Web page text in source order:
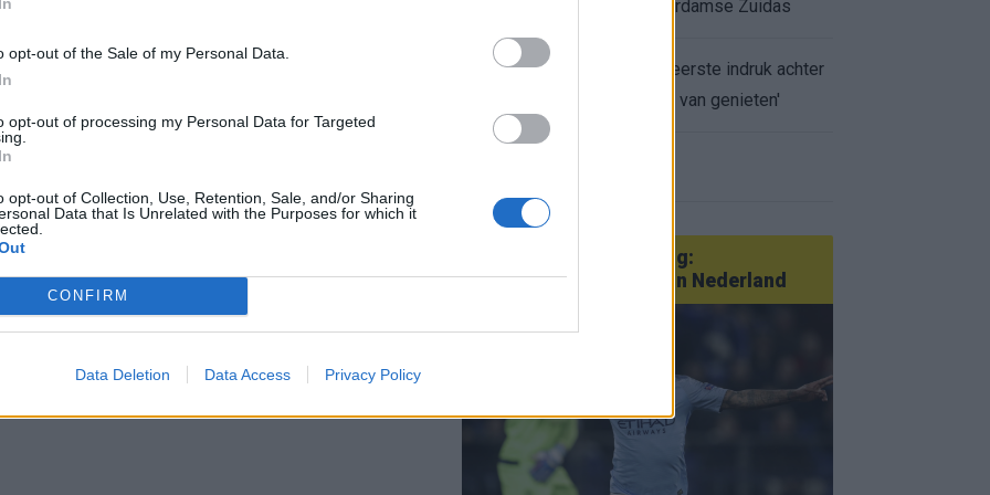
opt-out of the Sale of my Personal Data.
opt-out of processing my Personal Data for Targeted
opt-out of Collection, Use, Retention, Sale, and/or Sharing
Data that Is Unrelated with the Purposes for which it
CONFIRM
Data Deletion Data Access Privacy Policy
geschiedenis met rode kaart in WK-finale
League? Dit zijn de belangrijke data
terugkeer: NEC onderzoekt komst van Ajax-icoon
appartement op Amsterdamse Zuidas
Marcos Leonardo laat eerste indruk achter
bij Ajax: 'Hier gaan fans van genieten'
Van Götze tot Sterling:
statementtransfers in Nederland